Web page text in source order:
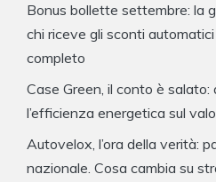
Bonus bollette settembre: la
chi riceve gli sconti
completo
Case Green, il conto è
l’efficienza energetica sul
Autovelox, l’ora della verità:
nazionale. Cosa cambia su